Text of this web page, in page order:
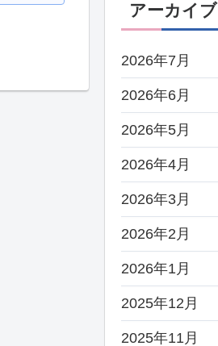
アーカイブ
2026年7月
2026年6月
2026年5月
2026年4月
2026年3月
2026年2月
2026年1月
2025年12月
2025年11月